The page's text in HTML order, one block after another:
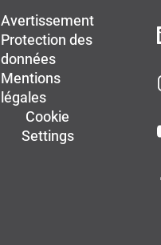
Avertissement
Protection des
données
Mentions
légales
Cookie
Settings